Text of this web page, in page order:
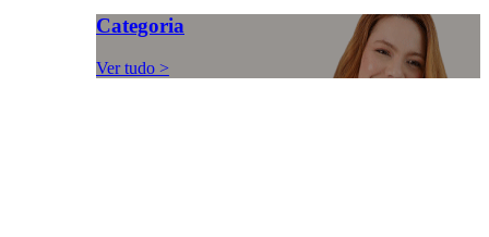
Categoria
Ver tudo >